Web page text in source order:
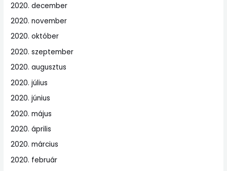
2020. december
2020. november
2020. október
2020. szeptember
2020. augusztus
2020. július
2020. június
2020. május
2020. április
2020. március
2020. február